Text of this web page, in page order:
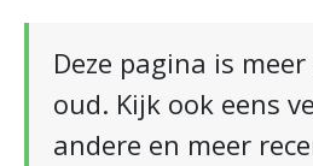
Deze pagina is
oud. Kijk ook eens
andere en meer